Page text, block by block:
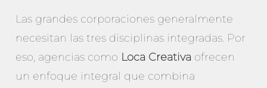
Las grandes corporaciones generalmente
necesitan las tres disciplinas integradas. Por
eso, agencias como Loca Creativa ofrecen
un enfoque integral que combina